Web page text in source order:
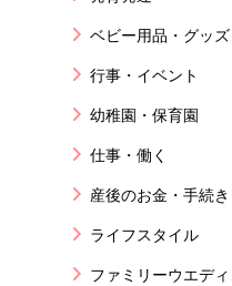
ベビー用品・グッズ
行事・イベント
幼稚園・保育園
仕事・働く
産後のお金・手続き
ライフスタイル
ファミリーウエデ